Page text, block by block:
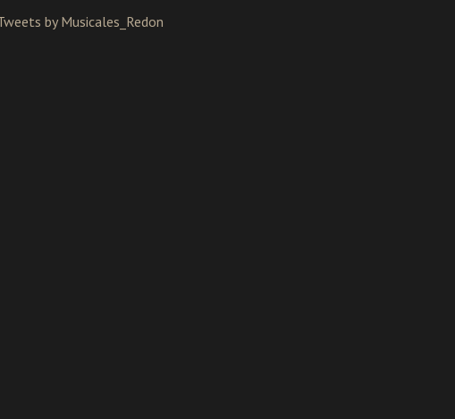
by Musicales_Redon